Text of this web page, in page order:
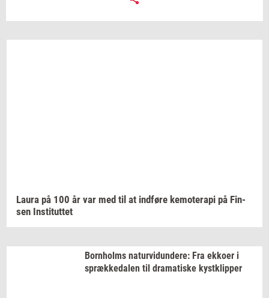
Laura på 100 år var med til at ind­fø­re ke­mo­te­ra­pi på Fin­
sen In­sti­tut­tet
Born­holms na­tur­vi­dun­de­re: Fra ek­ko­er i
spræk­ke­da­len til dra­ma­ti­ske kyst­klip­per